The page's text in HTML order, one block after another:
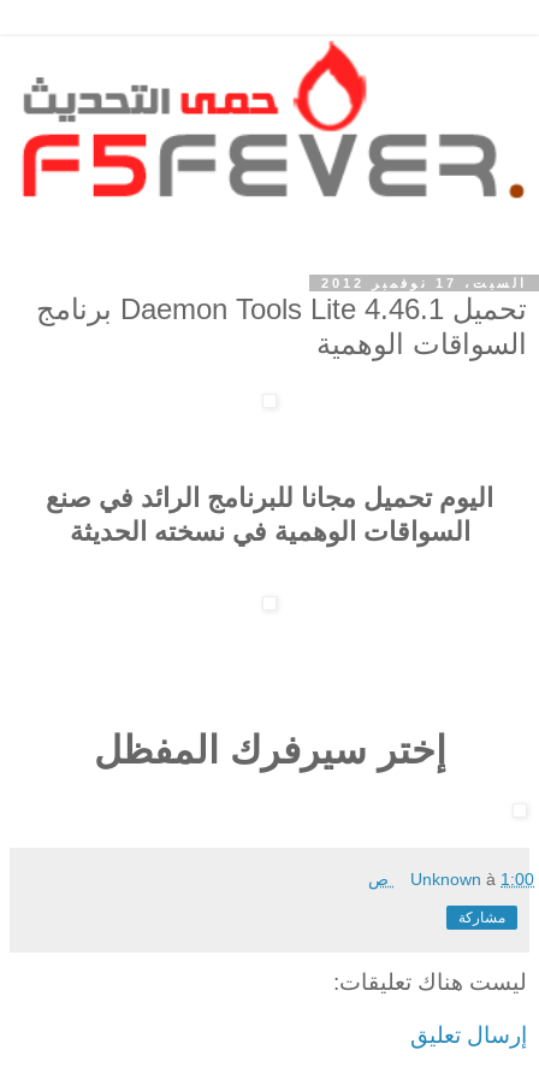
السبت، 17 نوفمبر 2012
تحميل Daemon Tools Lite 4.46.1 برنامج
السواقات الوهمية
اليوم تحميل مجانا للبرنامج الرائد في صنع
السواقات الوهمية في نسخته الحديثة
إختر سيرفرك المفظل
Unknown à 1:00 ص
مشاركة
ليست هناك تعليقات:
إرسال تعليق